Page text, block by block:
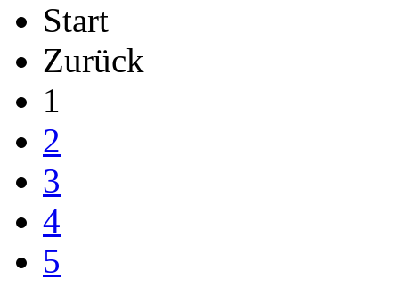
Start
Zurück
1
2
3
4
5